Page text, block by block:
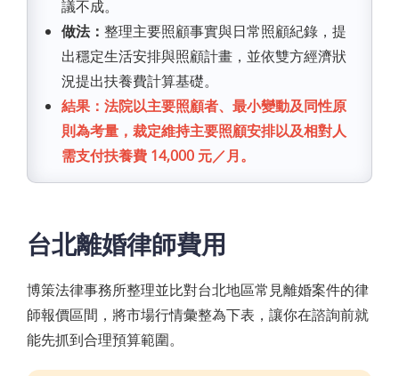
議不成。
做法： 整理主要照顧事實與日常照顧紀錄，提
出穩定生活安排與照顧計畫，並依雙方經濟狀
況提出扶養費計算基礎。
結果：法院以主要照顧者、最小變動及同性原
則為考量，裁定維持主要照顧安排以及相對人
需支付扶養費 14,000 元／月。
台北離婚律師費用
博策法律事務所整理並比對台北地區常見離婚案件的律
師報價區間，將市場行情彙整為下表，讓你在諮詢前就
能先抓到合理預算範圍。